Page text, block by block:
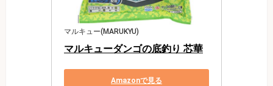
マルキュー(MARUKYU)
マルキューダンゴの底釣り 芯華
Amazonで見る